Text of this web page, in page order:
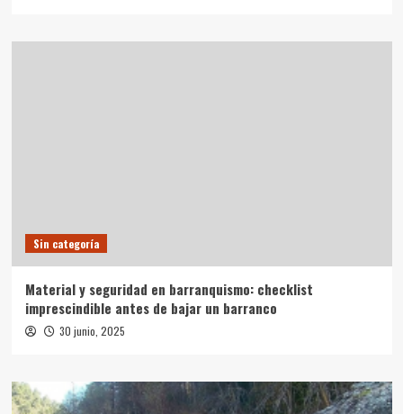
Sin categoría
Material y seguridad en barranquismo: checklist
imprescindible antes de bajar un barranco
30 junio, 2025